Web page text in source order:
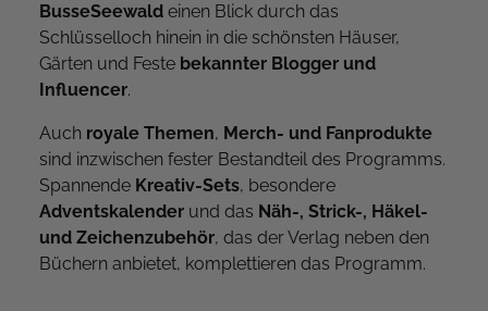
BusseSeewald einen Blick durch das
Schlüsselloch hinein in die schönsten Häuser,
Gärten und Feste bekannter Blogger und
Influencer.
Auch royale Themen, Merch- und Fanprodukte
sind inzwischen fester Bestandteil des Programms.
Spannende Kreativ-Sets, besondere
Adventskalender und das Näh-, Strick-, Häkel-
und Zeichenzubehör, das der Verlag neben den
Büchern anbietet, komplettieren das Programm.